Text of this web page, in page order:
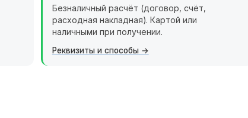
Безналичный расчёт (договор, счёт,
расходная накладная). Картой или
наличными при получении.
Реквизиты и способы